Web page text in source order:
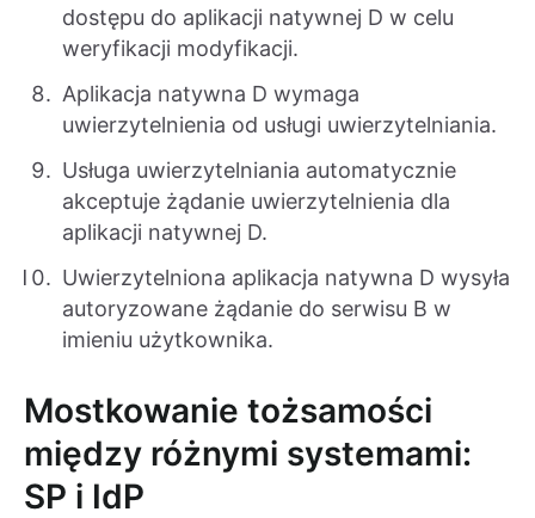
dostępu do aplikacji natywnej D w celu
weryfikacji modyfikacji.
Aplikacja natywna D wymaga
uwierzytelnienia od usługi uwierzytelniania.
Usługa uwierzytelniania automatycznie
akceptuje żądanie uwierzytelnienia dla
aplikacji natywnej D.
Uwierzytelniona aplikacja natywna D wysyła
autoryzowane żądanie do serwisu B w
imieniu użytkownika.
Mostkowanie tożsamości
między różnymi systemami:
SP i IdP